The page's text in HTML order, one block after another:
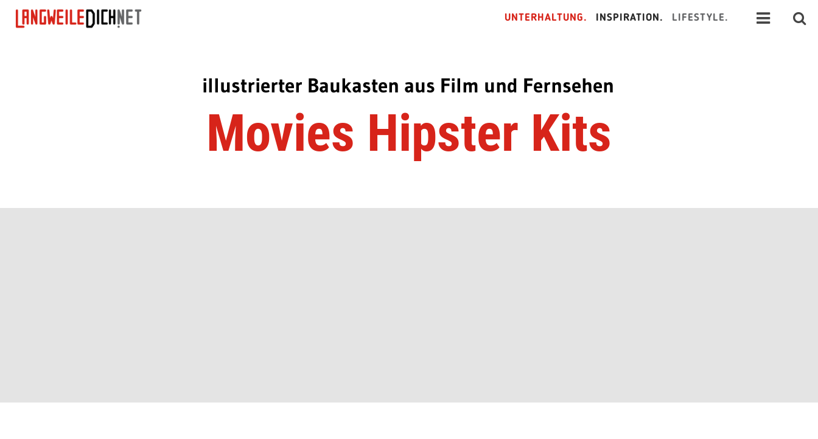
UNTERHALTUNG. INSPIRATION. LIFESTYLE.
illustrierter Baukasten aus Film und Fernsehen
Movies Hipster Kits